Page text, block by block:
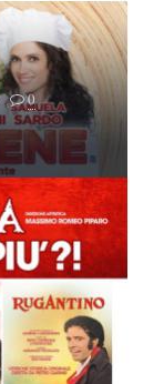
0